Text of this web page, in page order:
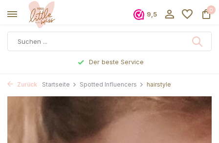
9,5
0
Der beste Service
Zurück Startseite Spotted Influencers hairstyle